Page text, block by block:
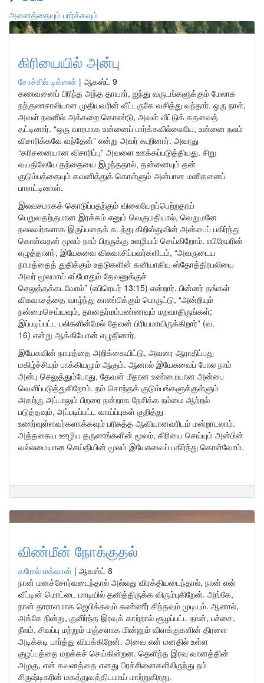
அனைத்தையும் பார்க்கவும்
கிரியையில் அன்பு
சோச்சில் டிக்ஸன் | ஆகஸ்ட் 9
கணவனைப் பிரிந்த அந்த தாயார், ஐந்து வருடங்களுக்கும் மேலாக
நற்குணசாலியான முதியவரின் வீட்டருகே வசித்து வந்தார். ஒரு நாள்,
அவள் நலனில் அக்கறை கொண்டு, அவள் வீட்டுக் கதவைத்
தட்டினார். “ஒரு வாரமாக உன்னைப் பார்க்கவில்லையே, உன்னை நலம்
விசாரிக்கவே வந்தேன்” என்று அவர் கூறினார். அவரது
“கரிசனையான விசாரிப்பு” அவளை ஊக்கப்படுத்தியது. சிறு
வயதிலேயே தந்தையை இழந்ததால், தன்னையும் தன்
குடும்பத்தையும் கவனித்துக் கொள்ளும் அன்பான மனிதனைப்
பாராட்டினாள்.
இலவசமாகக் கொடுப்பதற்கும் விலையேறப்பெற்றதாய்
பெறுவதற்குமான இரக்கம் எனும் வெகுமதியால், வெறுமனே
நலலவர்களாக இருப்பதைக் கடந்து கிறிஸ்துவின் அன்பைப் பகிர்ந்து
கொள்வதன் மூலம் நாம் பிறருக்கு ஊழியம் செய்கிறோம். எபிரேயரின்
எழுத்தாளர், இயேசுவை விசுவாசிப்பவர்களிடம், “அவருடைய
நாமத்தைத் துதிக்கும் உதடுகளின் கனியாகிய ஸ்தோத்திரபலியை
அவர் மூலமாய் எப்போதும் தேவனுக்குச்
செலுத்தக்கடவோம்” (எபிரெயர் 13:15) என்றார். பின்னர் தங்கள்
விசுவாசத்தை வாழ்ந்து காண்பிக்கும் பொருட்டு, “அன்றியும்
நன்மைசெய்யவும், தானதர்மம்பண்ணவும் மறவாதிருங்கள்;
இப்படிப்பட்ட பலிகளின்மேல் தேவன் பிரியமாயிருக்கிறார்” (வ.
16) என்று ஆக்கியோன் எழுதினார்.
இயேசுவின் நாமத்தை அறிக்கையிட்டு, அவரை ஆராதிப்பது
மகிழ்ச்சியும் பாக்கியமும் ஆகும். ஆனால் இயேசுவைப் போல நாம்
அன்பு செலுத்தும்போது, தேவன் மீதான உண்மையான அன்பை
வெளிப்படுத்துகிறோம். நம் சொந்தக் குடும்பங்களுக்குள்ளும்
அதற்கு அப்பாலும் பிறரை நன்றாக நேசிக்க நம்மை ஆற்றல்
படுத்தவும், அப்படிப்பட்ட வாய்ப்புகள் குறித்து
உணர்வுள்ளவர்களாக்கவும் பரிசுத்த ஆவியானவரிடம் மன்றாடலாம்.
அத்தகைய ஊழிய தருணங்களின் மூலம், கிரியை செய்யும் அன்பின்
வல்லமையான செய்தியின் மூலம் இயேசுவைப் பகிர்ந்து கொள்வோம்.
விண்மீன் நோக்குதல்
கரோல் மக்வான் | ஆகஸ்ட் 8
நான் மனச்சோர்வடைந்தால் அல்லது விரக்தியடைந்தால், நான் என்
வீட்டின் மொட்டை மாடியில் தனித்திருக்க விரும்புகிறேன். அங்கே,
நான் தாராளமாக ஜெபிக்கவும் கண்ணீர் சிந்தவும் முடியும். ஆனால்,
அங்கே நின்று, குளிர்ந்த இரவுக் காற்றால் சூழப்பட்ட நான், பச்சை,
நீலம், சிவப்பு மற்றும் மஞ்சளாக மின்னும் விளக்குகளின் திரளை
அடிக்கடி பார்த்து வியக்கிறேன். அவை என் மனதில் உள்ள
குழப்பத்தை மறக்கச் செய்கின்றன. தெளிந்த இரவு வானத்தின்
அழகு, என் கவனத்தை எனது பிரச்சினைகளிலிருந்து நம்
சிருஷ்டிகரின் மகத்துவத்திடமாய் மாற்றுகிறது.